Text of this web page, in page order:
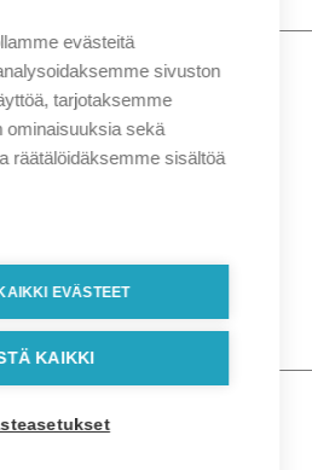
Etunimi
Sukunimi
Lähiosoite
Postinumero
evästeitä
sivuston
tarjotaksemme
ominaisuuksia sekä
räätälöidäksemme sisältöä
EVÄSTEET
KAIKKI